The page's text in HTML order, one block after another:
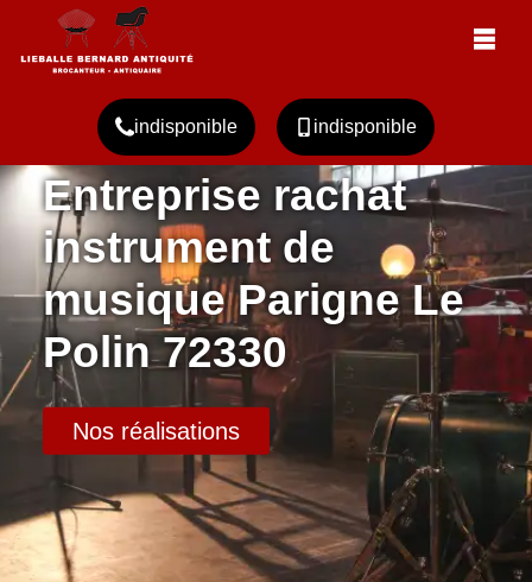
indisponible indisponible
Entreprise rachat
instrument de
musique Parigne Le
Polin 72330
Nos réalisations